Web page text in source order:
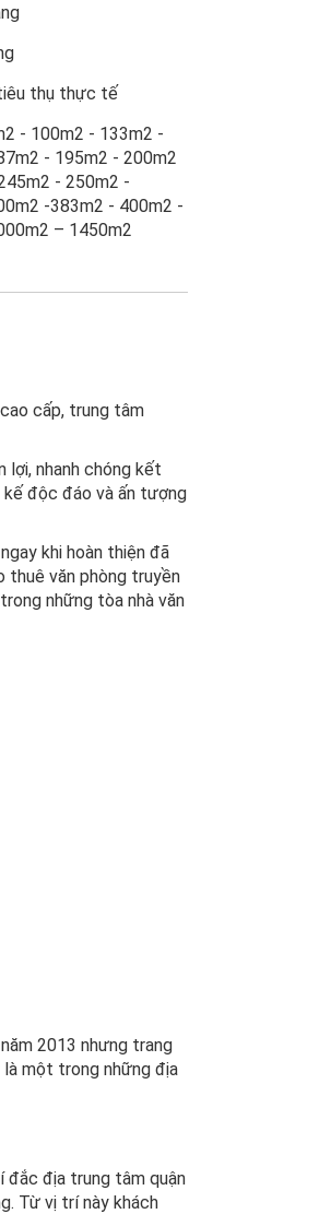
thụ thực tế
- 100m2 - 133m2 -
- 195m2 - 200m2
- 250m2 -
-383m2 - 400m2 -
– 1450m2
cấp, trung tâm
nhanh chóng kết
kế độc đáo và ấn tượng
khi hoàn thiện đã
thuê văn phòng truyền
những tòa nhà văn
2013 nhưng trang
là một trong những địa
đắc địa trung tâm quận
Từ vị trí này khách